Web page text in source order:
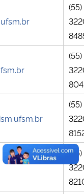
(55)
(55)
(55)
(55)